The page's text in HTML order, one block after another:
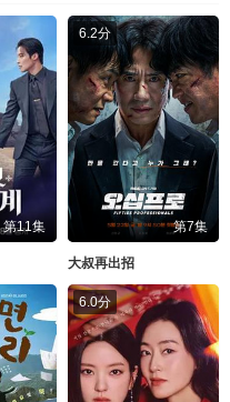
第11集
6.2分
第7集
大叔再出招
6.0分